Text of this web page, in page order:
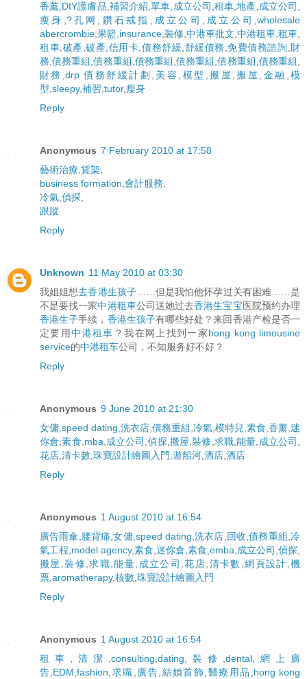
香薰,DIY護膚品,補習介紹,單車,成立公司 ,租車,地產,成立公司 ,
瘦身 ,?孔网 , 鑽石戒指 , 成立公司 , 成立公司 ,wholesale
abercrombie,果籃,insurance,裝修,中港車批文,中港租車,租車,
租車,破產,破產,信用卡,債務舒緩,舒緩債務,免費債務諮詢,財
務,債務重組,債務重組,債務重組,債務重組,債務重組,債務重組,
財務 ,drp 債務舒緩計劃 , 美容 , 模型 ,搬屋 ,搬屋 , 金融 ,模
型,sleepy,補習,tutor,瘦身
Reply
Anonymous 7 February 2010 at 17:58
藝術治療,貨架,
business formation,會計服務,
冷氣,偵探,
跟蹤
Reply
Unknown 11 May 2010 at 03:30
我姐姐想去香港生孩子……但是我怕他怀孕过关有困难……是
不是要找一家中港租車公司送她过去香港生宝宝医院预约办理
香港生子手续， 香港生孩子有哪些好处？来回香港产检是否一
定要用中港租車 ？我在网上找到一家hong kong limousine
service的中港租车公司，不知服务好不好？
Reply
Anonymous 9 June 2010 at 21:30
女傭,speed dating,洗衣店,債務重組,冷氣,模特兒,素食,香薰,迷
你倉,素食,mba,成立公司 ,偵探,搬屋,裝修,求職,能量,成立公司 ,
花店,清卡數,珠寶設計繪圖入門,遊船河,酒店,酒店
Reply
Anonymous 1 August 2010 at 16:54
廣告雨傘,腰背痛,女傭,speed dating,洗衣店,回收,債務重組,冷
氣工程,model agency,素食,迷你倉,素食,emba,成立公司 ,偵探,
搬屋 ,裝修,求職,能量, 成立公司 ,花店,清卡數,網頁設計,機
票,aromatherapy,核數,珠寶設計繪圖入門
Reply
Anonymous 1 August 2010 at 16:54
租車 , 清潔 ,consulting,dating, 裝修 ,dental, 網上廣
告,EDM,fashion,求職,廣告,結婚首飾,醫療用品 ,hong kong